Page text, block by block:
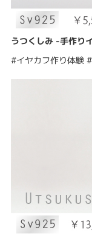
うつくしみ -手作り
#イヤカフ作り体験